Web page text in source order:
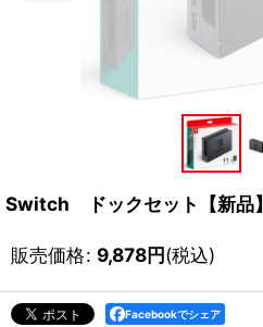
Switch ドックセット【新品】
販売価格: 9,878円(税込)
Facebookでシェア